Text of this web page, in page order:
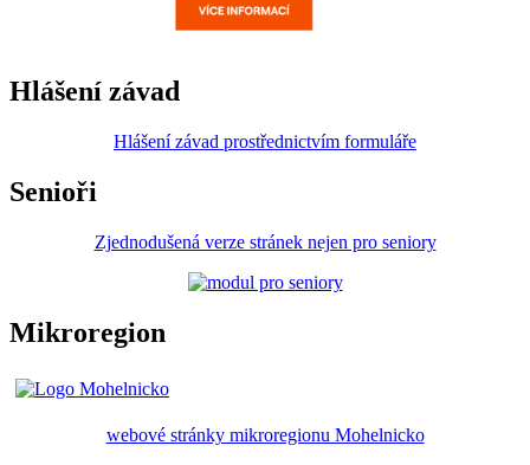
Hlášení závad
Hlášení závad prostřednictvím formuláře
Senioři
Zjednodušená verze stránek nejen pro seniory
Mikroregion
webové stránky mikroregionu Mohelnicko